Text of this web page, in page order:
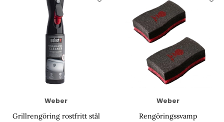
Weber
Grillrengöring rostfritt stål
Weber
Rengöringssvamp